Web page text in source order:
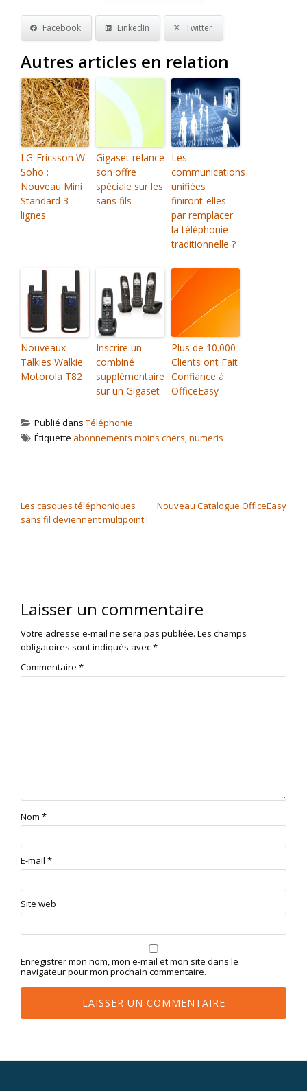
Facebook LinkedIn Twitter
Autres articles en relation
LG-Ericsson W-
Soho :
Nouveau Mini
Standard 3
lignes
Gigaset relance
son offre
spéciale sur les
sans fils
Les
communications
unifiées
finiront-elles
par remplacer
la téléphonie
traditionnelle ?
Nouveaux
Talkies Walkie
Motorola T82
Inscrire un
combiné
supplémentaire
sur un Gigaset
Plus de 10.000
Clients ont Fait
Confiance à
OfficeEasy
Publié dans Téléphonie
Étiquette abonnements moins chers,numeris
Les casques téléphoniques
sans fil deviennent multipoint !
Nouveau Catalogue OfficeEasy
Laisser un commentaire
Votre adresse e-mail ne sera pas publiée. Les champs
obligatoires sont indiqués avec*
Commentaire *
Nom *
E-mail *
Site web
Enregistrer mon nom, mon e-mail et mon site dans le
navigateur pour mon prochain commentaire.